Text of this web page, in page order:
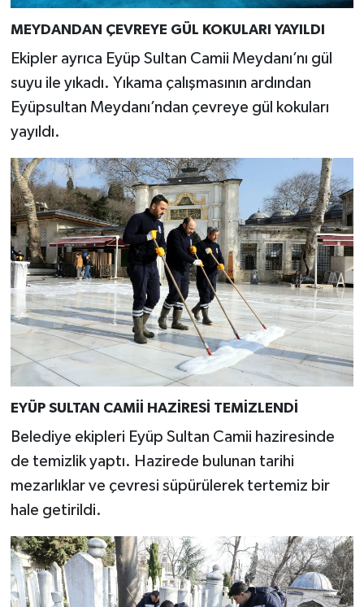
MEYDANDAN ÇEVREYE GÜL KOKULARI YAYILDI
Ekipler ayrıca Eyüp Sultan Camii Meydanı’nı gül
suyu ile yıkadı. Yıkama çalışmasının ardından
Eyüpsultan Meydanı’ndan çevreye gül kokuları
yayıldı.
EYÜP SULTAN CAMİİ HAZİRESİ TEMİZLENDİ
Belediye ekipleri Eyüp Sultan Camii haziresinde
de temizlik yaptı. Hazirede bulunan tarihi
mezarlıklar ve çevresi süpürülerek tertemiz bir
hale getirildi.